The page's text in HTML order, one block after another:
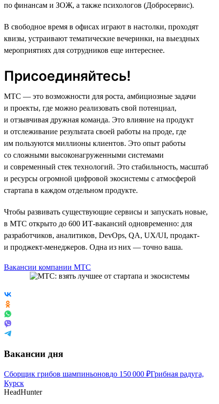
по финансам и ЗОЖ, а также психологов (Добросервис).
В свободное время в офисах играют в настолки, проходят
квизы, устраивают тематические вечеринки, на выездных
мероприятиях для сотрудников еще интереснее.
Присоединяйтесь!
МТС — это возможности для роста, амбициозные задачи
и проекты, где можно реализовать свой потенциал,
и отзывчивая дружная команда. Это влияние на продукт
и отслеживание результата своей работы на проде, где
им пользуются миллионы клиентов. Это опыт работы
со сложными высоконагруженными системами
и современный стек технологий. Это стабильность, масштаб
и ресурсы огромной цифровой экосистемы с атмосферой
стартапа в каждом отдельном продукте.
Чтобы развивать существующие сервисы и запускать новые,
в МТС открыто до 600 ИТ-вакансий одновременно: для
разработчиков, аналитиков, DevOps, QA, UX/UI, продакт-
и проджект-менеджеров. Одна из них — точно ваша.
Вакансии компании МТС
Вакансии дня
Сборщик грибов шампиньоновдо 150 000 ₽Грибная радуга,
Курск
HeadHunter